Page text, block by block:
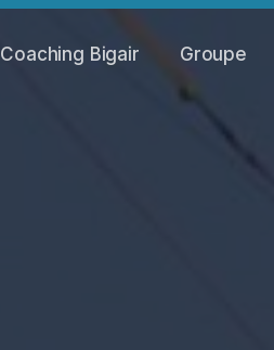
Coaching Bigair Groupe